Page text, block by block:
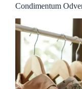
Condimentum